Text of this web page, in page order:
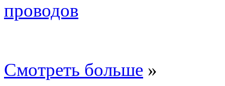
проводов
Смотреть больше »